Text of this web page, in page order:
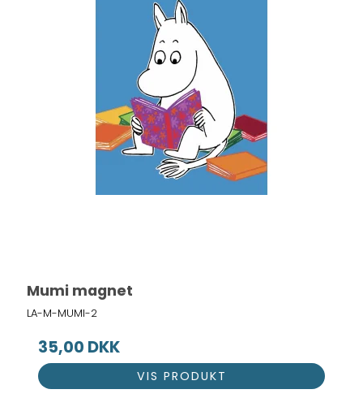
Mumi magnet
LA-M-MUMI-2
35,00 DKK
VIS PRODUKT